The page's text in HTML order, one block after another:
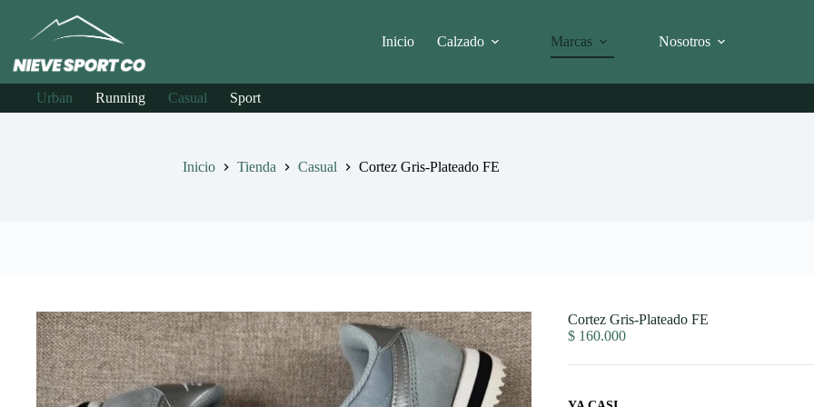
contenido
Inicio Calzado Marcas Nosotros
Urban Running Casual Sport
Inicio Tienda Casual Cortez Gris-Plateado FE
Cortez Gris-Plateado FE
$160.000